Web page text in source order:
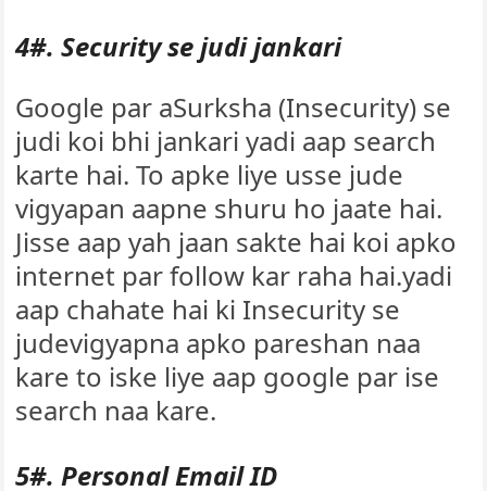
4#. Security se judi jankari
Google par aSurksha (Insecurity) se
judi koi bhi jankari yadi aap search
karte hai. To apke liye usse jude
vigyapan aapne shuru ho jaate hai.
Jisse aap yah jaan sakte hai koi apko
internet par follow kar raha hai.yadi
aap chahate hai ki Insecurity se
judevigyapna apko pareshan naa
kare to iske liye aap google par ise
search naa kare.
5#. Personal Email ID